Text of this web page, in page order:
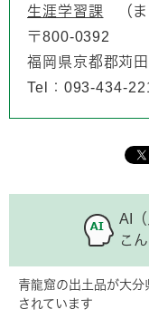
生涯学習課
〒800-0392
福岡県京都郡苅
Tel：093-434-
AI
こ
青龍窟の出土品が大
されています